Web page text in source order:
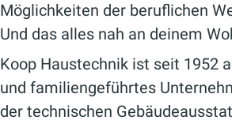
Möglichkeiten der beruflichen
Und das alles nah an deinem
Koop Haustechnik ist seit 1952
und familiengeführtes
der technischen